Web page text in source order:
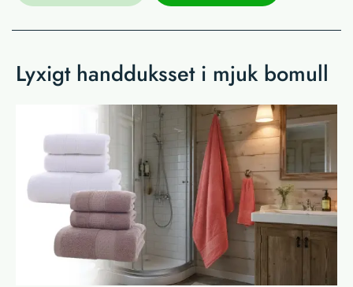
Lyxigt handduksset i mjuk bomull